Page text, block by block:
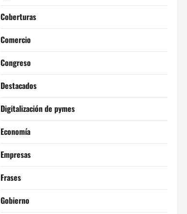
Coberturas
Comercio
Congreso
Destacados
Digitalización de pymes
Economía
Empresas
Frases
Gobierno